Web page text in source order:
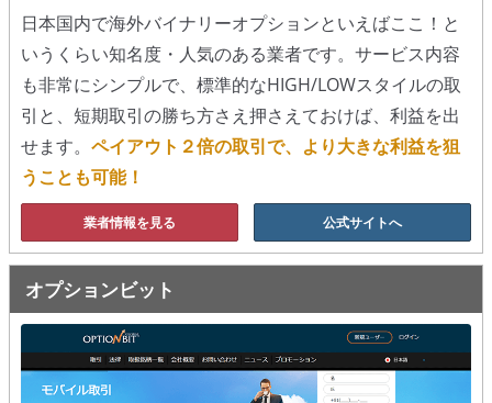
トレンド順張り
MACD
ボリンジャーバンド
ストラテジーアドバイザー
スポットフォロー
トレーダーズ・チョイス
スプレッド取引
アルゴビット
日本国内で海外バイナリーオプションといえばここ！と
いうくらい知名度・人気のある業者です。サービス内容
も非常にシンプルで、標準的なHIGH/LOWスタイルの取
引と、短期取引の勝ち方さえ押さえておけば、利益を出
せます。 ペイアウト２倍の取引で、より大きな利益を狙
うことも可能！
業者情報を見る 公式サイトへ
オプションビット